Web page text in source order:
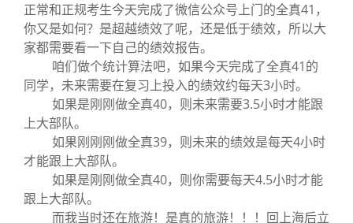
正常和正规考生今天完成了微信公众号上门的全真41，
你又是如何？是超越绩效了呢，还是低于绩效，所以大
家都需要看一下自己的绩效报告。
咱们做个统计算法吧，如果今天完成了全真41的
同学，未来需要在复习上投入的绩效约每天3小时。
如果是刚刚做全真40，则未来需要3.5小时才能跟
上大部队。
如果刚刚刚做全真39，则未来的绩效是每天4小时
才能跟上大部队。
如果是刚刚做全真40，则你需要每天4.5小时才能
跟上大部队。
而我当时还在旅游！是真的旅游！！！回上海后立